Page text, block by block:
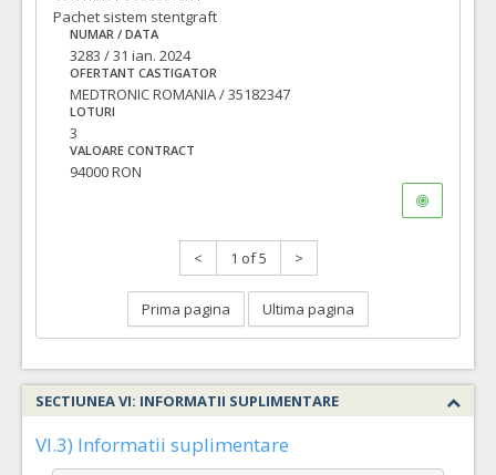
Pachet sistem stentgraft
NUMAR / DATA
3283 / 31 ian. 2024
OFERTANT CASTIGATOR
MEDTRONIC ROMANIA / 35182347
LOTURI
3
VALOARE CONTRACT
94000 RON
< 1 of 5 >
Prima pagina Ultima pagina
SECTIUNEA VI: INFORMATII SUPLIMENTARE
VI.3) Informatii suplimentare